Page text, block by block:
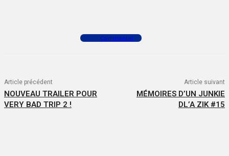
Commenter
Article précédent
NOUVEAU TRAILER POUR
VERY BAD TRIP 2 !
Article suivant
MÉMOIRES D’UN JUNKIE
DL’A ZIK #15